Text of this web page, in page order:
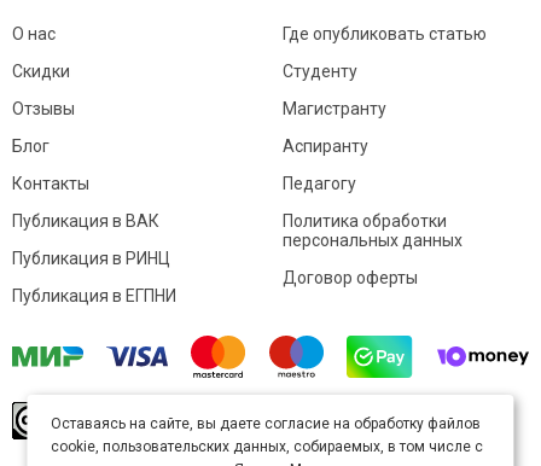
О нас
Скидки
Отзывы
Блог
Контакты
Где опубликовать статью
Студенту
Магистранту
Аспиранту
Педагогу
Публикация в ВАК
Публикация в РИНЦ
Публикация в ЕГПНИ
Политика обработки
персональных данных
Договор оферты
произведение доступно полицензии Creative
Commons «Attribution» («Атрибуция») 4.0
Оставаясь на сайте, вы даете согласие на обработку файлов
cookie, пользовательских данных, собираемых, в том числе с